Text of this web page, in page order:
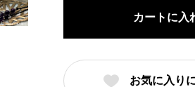
カートに入
お気に入り